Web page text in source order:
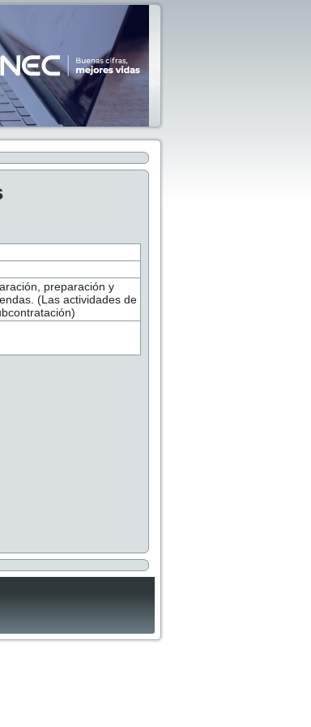
preparación y
(Las actividades de